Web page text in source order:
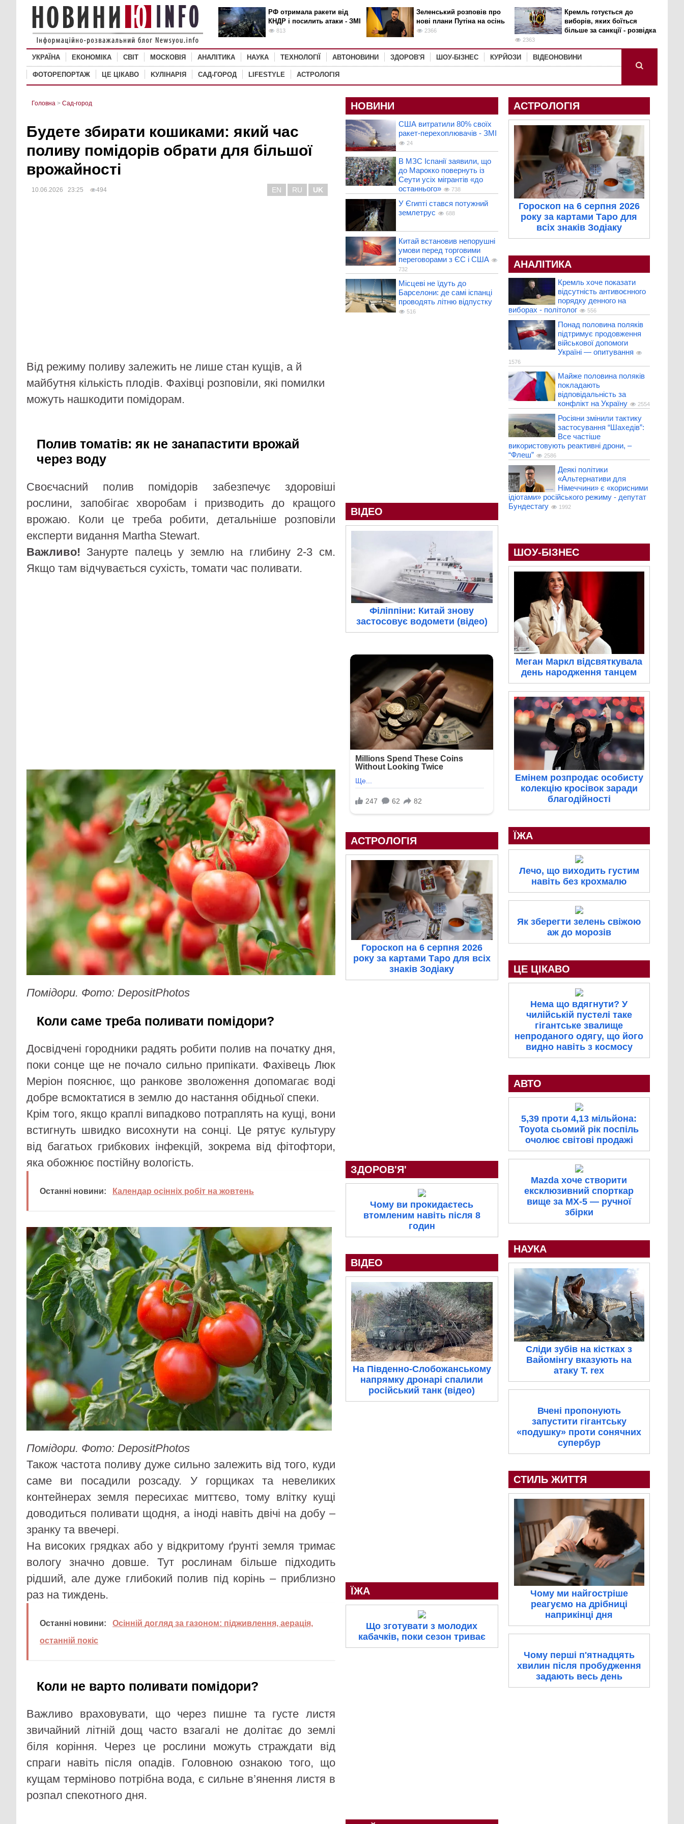
РФ отримала ракети від
КНДР і посилить атаки - ЗМІ
813
Зеленський розповів про
нові плани Путіна на осінь
2366
Кремль готується до
виборів, яких боїться
більше за санкції - розвідка
2363
УКРАЇНА ЕКОНОМІКА СВІТ MОСКОВІЯ АНАЛІТИКА НАУКА ТЕХНОЛОГІЇ АВТОНОВИНИ ЗДОРОВ'Я ШОУ-БІЗНЕС КУРЙОЗИ ВІДЕОНОВИНИ
ФОТОРЕПОРТАЖ ЦЕ ЦІКАВО KУЛІНАРІЯ САД-ГОРОД LIFESTYLE АСТРОЛОГІЯ
Головна > Сад-город
Будете збирати кошиками: який час
поливу помідорів обрати для більшої
врожайності
10.06.2026 23:25 494 EN RU UK
Від режиму поливу залежить не лише стан кущів, а й
майбутня кількість плодів. Фахівці розповіли, які помилки
можуть нашкодити помідорам.
Полив томатів: як не занапастити врожай
через воду
Своєчасний полив помідорів забезпечує здоровіші
рослини, запобігає хворобам і призводить до кращого
врожаю. Коли це треба робити, детальніше розповіли
експерти видання Martha Stewart.
Важливо! Занурте палець у землю на глибину 2-3 см.
Якщо там відчувається сухість, томати час поливати.
Помідори. Фото: DepositPhotos
Коли саме треба поливати помідори?
Досвідчені городники радять робити полив на початку дня,
поки сонце ще не почало сильно припікати. Фахівець Люк
Меріон пояснює, що ранкове зволоження допомагає воді
добре всмоктатися в землю до настання обідньої спеки.
Крім того, якщо краплі випадково потраплять на кущі, вони
встигнуть швидко висохнути на сонці. Це рятує культуру
від багатьох грибкових інфекцій, зокрема від фітофтори,
яка обожнює постійну вологість.
Останні новини: Календар осінніх робіт на жовтень
Помідори. Фото: DepositPhotos
Також частота поливу дуже сильно залежить від того, куди
саме ви посадили розсаду. У горщиках та невеликих
контейнерах земля пересихає миттєво, тому влітку кущі
доводиться поливати щодня, а іноді навіть двічі на добу –
зранку та ввечері.
На високих грядках або у відкритому ґрунті земля тримає
вологу значно довше. Тут рослинам більше підходить
рідший, але дуже глибокий полив під корінь – приблизно
раз на тиждень.
Останні новини:
Осінній догляд за газоном: підживлення, аерація,
останній покіс
Коли не варто поливати помідори?
Важливо враховувати, що через пишне та густе листя
звичайний літній дощ часто взагалі не долітає до землі
біля коріння. Через це рослини можуть страждати від
спраги навіть після опадів. Головною ознакою того, що
кущам терміново потрібна вода, є сильне в’янення листя в
розпал спекотного дня.
НОВИНИ
США витратили 80% своїх
ракет-перехоплювачів - ЗМІ
24
В МЗС Іспанії заявили, що
до Марокко повернуть із
Сеути усіх мігрантів «до
останнього»
738
У Єгипті стався потужний
землетрус
688
Китай встановив непорушні
умови перед торговими
переговорами з ЄС і США
732
Місцеві не їдуть до
Барселони: де самі іспанці
проводять літню відпустку
516
ВІДЕО
Філіппіни: Китай знову
застосовує водомети (відео)
АСТРОЛОГІЯ
Гороскоп на 6 серпня 2026
року за картами Таро для всіх
знаків Зодіаку
ЗДОРОВ'Я'
Чому ви прокидаєтесь
втомленим навіть після 8
годин
ВІДЕО
На Південно-Слобожанському
напрямку дронарі спалили
російський танк (відео)
ЇЖА
Що зготувати з молодих
кабачків, поки сезон триває
АСТРОЛОГІЯ
Гороскоп на 6 серпня 2026
року за картами Таро для
всіх знаків Зодіаку
АНАЛІТИКА
Кремль хоче показати
відсутність антивоєнного
порядку денного на
виборах - політолог
556
Понад половина поляків
підтримує продовження
військової допомоги
Україні — опитування
1576
Майже половина поляків
покладають
відповідальність за
конфлікт на Україну
2554
Росіяни змінили тактику
застосування “Шахедів”:
Все частіше
використовують реактивні дрони, –
“Флеш”
2586
Деякі політики
«Альтернативи для
Німеччини» є «корисними
ідіотами» російського режиму - депутат
Бундестагу
1992
ШОУ-БІЗНЕС
Меган Маркл відсвяткувала
день народження танцем
Емінем розпродає особисту
колекцію кросівок заради
благодійності
ЇЖА
Лечо, що виходить густим
навіть без крохмалю
Як зберегти зелень свіжою
аж до морозів
ЦЕ ЦІКАВО
Нема що вдягнути? У
чилійській пустелі таке
гігантське звалище
непроданого одягу, що його
видно навіть з космосу
АВТО
5,39 проти 4,13 мільйона:
Toyota сьомий рік поспіль
очолює світові продажі
Mazda хоче створити
ексклюзивний спорткар
вище за MX-5 — ручної
збірки
НАУКА
Сліди зубів на кістках з
Вайомінгу вказують на
атаку T. rex
Вчені пропонують
запустити гігантську
«подушку» проти сонячних
супербур
СТИЛЬ ЖИТТЯ
Чому ми найгостріше
реагуємо на дрібниці
наприкінці дня
Чому перші п'ятнадцять
хвилин після пробудження
задають весь день